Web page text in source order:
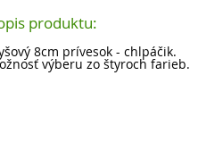
produktu:
8cm prívesok - chlpáčik.
výberu zo štyroch farieb.